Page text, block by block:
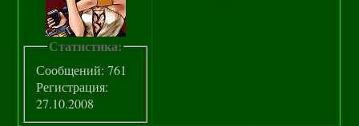
Статистика:
Сообщений: 761
Регистрация:
27.10.2008